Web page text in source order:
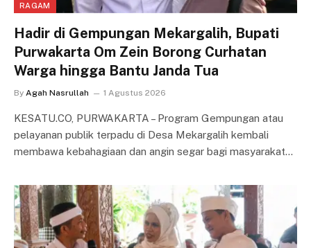
RAGAM
Hadir di Gempungan Mekargalih, Bupati
Purwakarta Om Zein Borong Curhatan
Warga hingga Bantu Janda Tua
By Agah Nasrullah 1 Agustus 2026
KESATU.CO, PURWAKARTA – Program Gempungan atau
pelayanan publik terpadu di Desa Mekargalih kembali
membawa kebahagiaan dan angin segar bagi masyarakat…